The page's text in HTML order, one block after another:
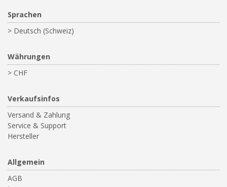
Sprachen
> Deutsch (Schweiz)
Währungen
> CHF
Verkaufsinfos
Versand & Zahlung
Service & Support
Hersteller
Allgemein
AGB